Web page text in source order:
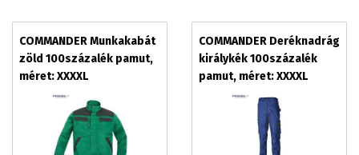
COMMANDER Munkakabát
zöld 100százalék pamut,
méret: XXXXL
COMMANDER Deréknadrág
királykék 100százalék
pamut, méret: XXXXL